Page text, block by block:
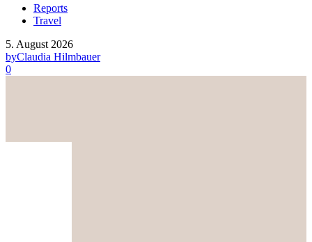
Reports
Travel
5. August 2026
byClaudia Hilmbauer
0